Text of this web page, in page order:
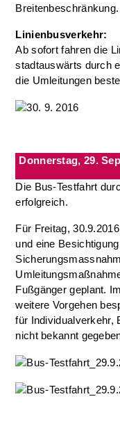
Linienbusverkehr:
Ab sofort fahren die
stadtauswärts durch
die Umleitungen
Donnerstag, 29.
Die Bus-Testfahrt
erfolgreich.
Für Freitag,
und eine
Fußgänger geplant.
weitere Vorgehen
für Individualverkehr,
nicht bekannt